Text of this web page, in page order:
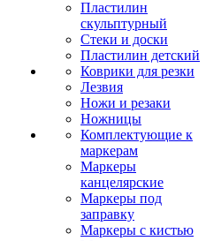
Пластилин
скульптурный
Стеки и доски
Пластилин детский
Коврики для резки
Лезвия
Ножи и резаки
Ножницы
Комплектующие к
маркерам
Маркеры
канцелярские
Маркеры под
заправку
Маркеры с кистью